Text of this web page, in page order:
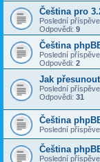
Čeština pro
Poslední
Odpovědi: 9
Čeština
Poslední
Odpovědi: 2
Jak
Poslední
Odpovědi: 31
Čeština
Poslední
Čeština
Poslední